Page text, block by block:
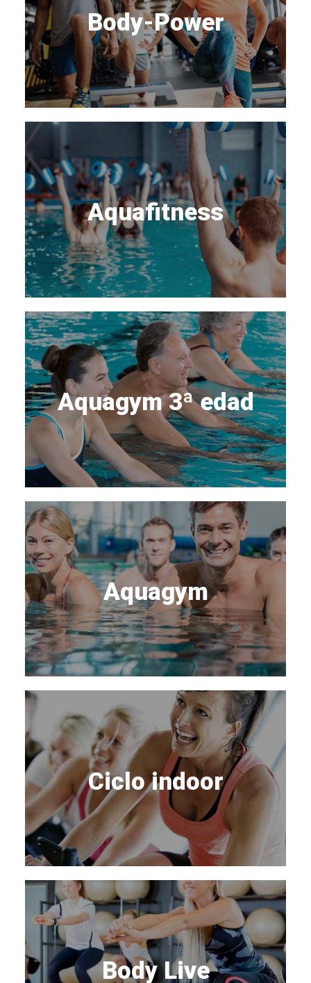
Body-Power
Aquafitness
Aquagym 3ª edad
Aquagym
Ciclo indoor
Body Live